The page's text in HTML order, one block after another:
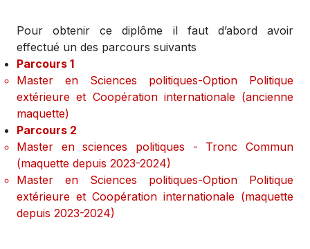
Pour obtenir ce diplôme il faut d’abord avoir
effectué un des parcours suivants
Parcours 1
Master en Sciences politiques-Option Politique
extérieure et Coopération internationale (ancienne
maquette)
Parcours 2
Master en sciences politiques - Tronc Commun
(maquette depuis 2023-2024)
Master en Sciences politiques-Option Politique
extérieure et Coopération internationale (maquette
depuis 2023-2024)